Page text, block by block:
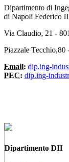
Dipartimento di
di Napoli Federico II
Via Claudio, 21 -
Piazzale
Email: dip.ing-
PEC: dip.ing-
Dipartimento DII